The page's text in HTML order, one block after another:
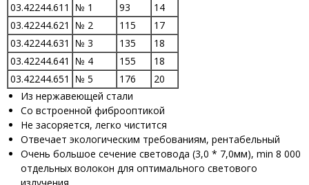
03.42244.611
№ 1 93
14
03.42244.621
№ 2 115
17
03.42244.631
№ 3 135
18
03.42244.641
№ 4 155
18
03.42244.651
№ 5 176
20
Из нержавеющей стали
Со встроенной фиброоптикой
Не засоряется, легко чистится
Отвечает экологическим требованиям, рентабельный
Очень большое сечение световода (3,0 * 7,0мм), min 8 000
отдельных волокон для оптимального светового